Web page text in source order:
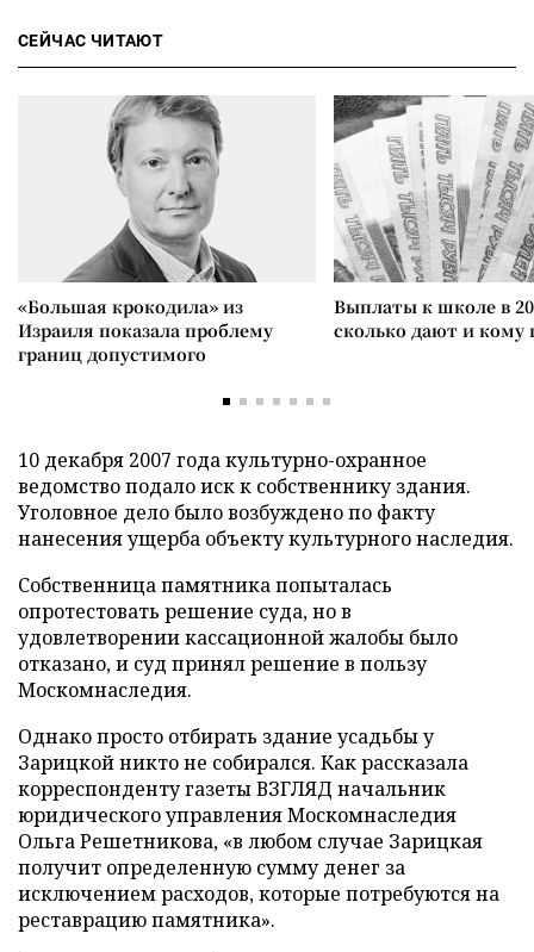
СЕЙЧАС ЧИТАЮТ
«Большая крокодила» из
Израиля показала проблему
границ допустимого
Выплаты к школе в
сколько дают и
10 декабря 2007 года культурно-охранное
ведомство подало иск к собственнику здания.
Уголовное дело было возбуждено по факту
нанесения ущерба объекту культурного наследия.
Собственница памятника попыталась
опротестовать решение суда, но в
удовлетворении кассационной жалобы было
отказано, и суд принял решение в пользу
Москомнаследия.
Однако просто отбирать здание усадьбы у
Зарицкой никто не собирался. Как рассказала
корреспонденту газеты ВЗГЛЯД начальник
юридического управления Москомнаследия
Ольга Решетникова, «в любом случае Зарицкая
получит определенную сумму денег за
исключением расходов, которые потребуются на
реставрацию памятника».